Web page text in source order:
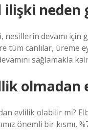
ilişki neden
nesillerin devamı için
tüm canlılar, üreme
sağlamakla
evlilik olabilir mi?
önemli bir kısmı,